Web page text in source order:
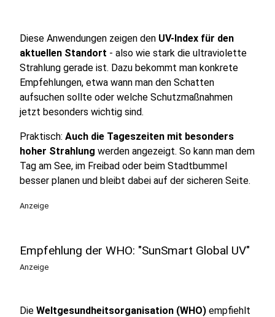
Diese Anwendungen zeigen den UV-Index für den
aktuellen Standort - also wie stark die ultraviolette
Strahlung gerade ist. Dazu bekommt man konkrete
Empfehlungen, etwa wann man den Schatten
aufsuchen sollte oder welche Schutzmaßnahmen
jetzt besonders wichtig sind.
Praktisch: Auch die Tageszeiten mit besonders
hoher Strahlung werden angezeigt. So kann man dem
Tag am See, im Freibad oder beim Stadtbummel
besser planen und bleibt dabei auf der sicheren Seite.
Anzeige
Empfehlung der WHO: "SunSmart Global UV"
Anzeige
Die Weltgesundheitsorganisation (WHO) empfiehlt